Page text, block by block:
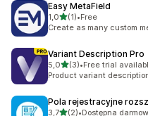
Easy MetaField
1,0na 5 gwiazdek
(1)
Łączna liczba recenzji: 1
•Free
Create as many custom
Variant Description Pro
5,0na 5 gwiazdek
(3)
Łączna liczba recenzji: 3
•Free trial
Product variant
Pola rejestracyjne
3,7na 5 gwiazdek
(2)•Dostępna